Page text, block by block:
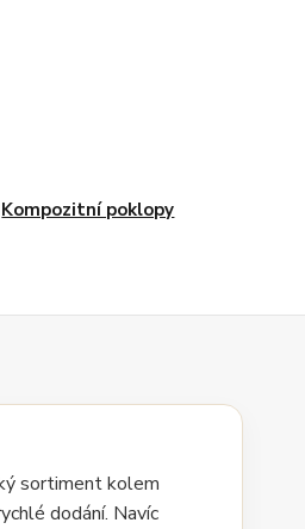
Kompozitní poklopy
sortiment kolem
dodání. Navíc